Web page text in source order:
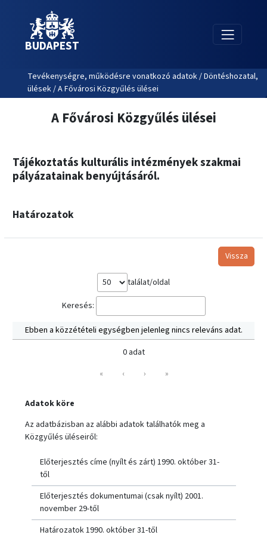
BUDAPEST
Tevékenységre, működésre vonatkozó adatok / Döntéshozatal,
ülések / A Fővárosi Közgyűlés ülései
A Fővárosi Közgyűlés ülései
Tájékoztatás kulturális intézmények szakmai
pályázatainak benyújtásáról.
Határozatok
Vissza
találat/oldal
Keresés:
Ebben a közzétételi egységben jelenleg nincs releváns adat.
0 adat
«
‹ › »
Adatok köre
Az adatbázisban az alábbi adatok találhatók meg a
Közgyűlés üléseiről:
Előterjesztés címe (nyílt és zárt) 1990. október 31-
től
Előterjesztés dokumentumai (csak nyílt) 2001.
november 29-től
Határozatok 1990. október 31-től